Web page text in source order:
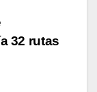
32 rutas